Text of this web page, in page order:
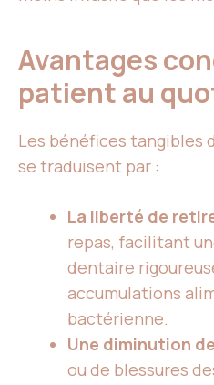
Avantages
patient au
Les bénéfices tangibles
se traduisent par :
La liberté de
repas, facilitant
dentaire
accumulations
bactérienne.
Une diminution
ou de blessures